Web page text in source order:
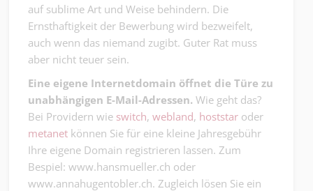
auf sublime Art und Weise behindern. Die
Ernsthaftigkeit der Bewerbung wird bezweifelt,
auch wenn das niemand zugibt. Guter Rat muss
aber nicht teuer sein.
Eine eigene Internetdomain öffnet die Türe zu
unabhängigen E-Mail-Adressen. Wie geht das?
Bei Providern wie switch, webland, hoststar oder
metanet können Sie für eine kleine Jahresgebühr
Ihre eigene Domain registrieren lassen. Zum
Bespiel: www.hansmueller.ch oder
www.annahugentobler.ch. Zugleich lösen Sie ein